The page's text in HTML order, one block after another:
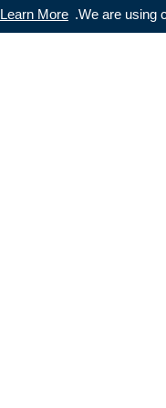
We are using
Learn More